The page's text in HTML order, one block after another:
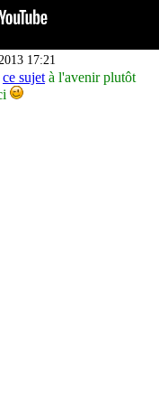
17:21
ce sujet à l'avenir plutôt